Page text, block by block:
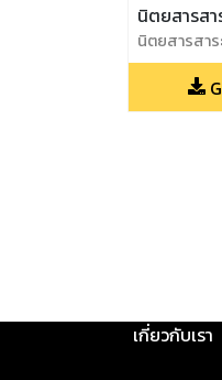
นิตยสารสา
นิตยสารสา
พฤศจิกายน
เกี่ยวกับเรา